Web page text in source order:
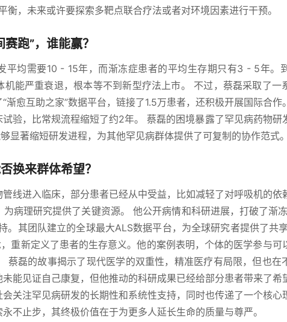
衡，未来或许要探索多靶点联合疗法或者对环境因素进行干预。
跑”，谁能赢？
平均需要10 - 15年，而渐冻症患者的平均生存期只有3 - 5年。
能严重衰退，根本等不到新型疗法上市。 不过，蔡磊采取了一
渐愈互助之家”数据平台，链接了1.5万患者，还积极开展国际合作
验，比常规流程缩短了约2年。 蔡磊的困境暴露了罕见病药物研
显著缩短研发进程，为其他罕见病群体提供了可复制的协作范式。
换来群体希望？
线进入临床，部分患者已经从中受益，比如减轻了对呼吸机的依
病理研究提供了关键资源。 他公开病情和科研进展，打破了渐
。其团队建立的全球最大ALS数据平台，为全球研究者提供了共
重新定义了患者的生存意义。他的案例表明，个体的医学参与可
蔡磊的故事揭示了现代医学的双重性，精准医疗有局限，但也在
能见证自己康复，但他推动的科研成果已经给部分患者带来了希
关注罕见病研发的长期性和系统性支持，同时也传递了一个核心
不止步，其终极价值在于为更多人延长生命的质量与尊严。